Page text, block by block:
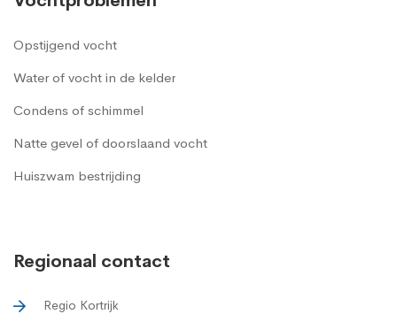
Opstijgend vocht
Water of vocht in de kelder
Condens of schimmel
Natte gevel of doorslaand vocht
Huiszwam bestrijding
Regionaal contact
Regio Kortrijk